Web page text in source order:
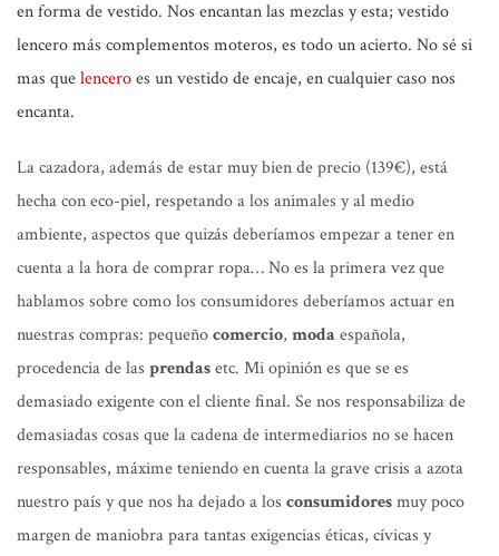
en forma de vestido. Nos encantan las mezclas y esta; vestido
lencero más complementos moteros, es todo un acierto. No sé si
mas quelenceroes un vestido de encaje, en cualquier caso nos
encanta.
La cazadora, además de estar muy bien de precio (139€), está
hecha con eco-piel, respetando a los animales y al medio
ambiente, aspectos que quizás deberíamos empezar a tener en
cuenta a la hora de comprar ropa… No es la primera vez que
hablamos sobre como los consumidores deberíamos actuar en
nuestras compras: pequeñocomercio, moda española,
procedencia de las prendasetc. Mi opinión es que se es
demasiado exigente con el cliente final. Se nos responsabiliza de
demasiadas cosas que la cadena de intermediarios no se hacen
responsables, máxime teniendo en cuenta la grave crisis a azota
nuestro país y que nos ha dejado a los consumidoresmuy poco
margen de maniobra para tantas exigencias éticas, cívicas y